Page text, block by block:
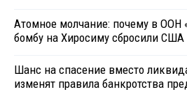
Атомное молчание: почему в ООН
бомбу на Хиросиму сбросили США
Шанс на спасение вместо
изменят правила банкротства